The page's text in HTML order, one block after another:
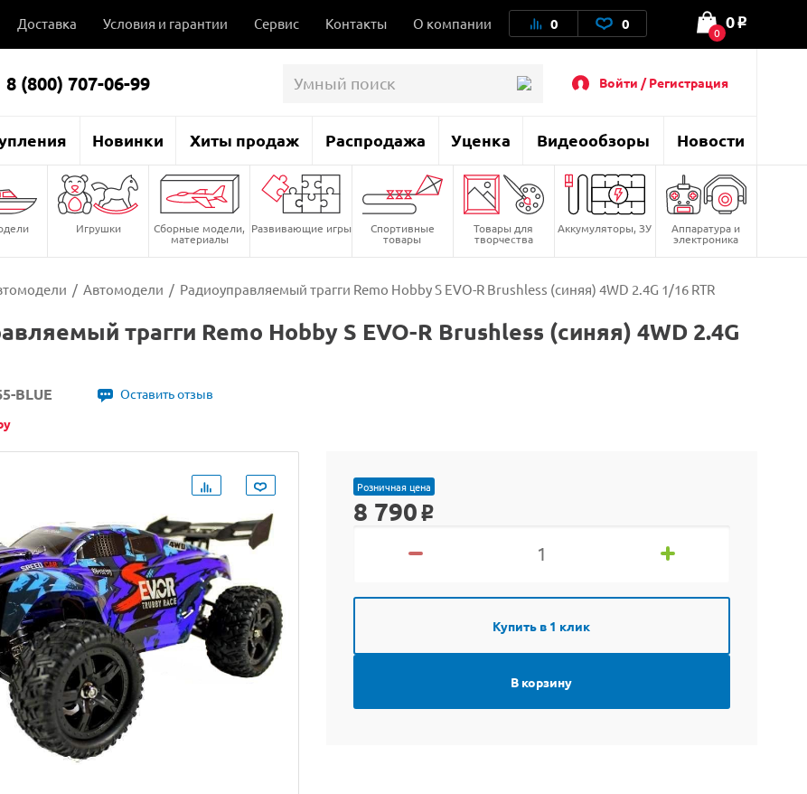
Доставка Условия и гарантии Сервис Контакты О компании 0 0 0
0 o
8 (800) 707-06-99 Войти / Регистрация
Новинки Хиты продаж Распродажа Уценка Видеообзоры Новости
Игрушки Сборные модели,
материалы
Развивающие игры Спортивные
товары
Товары для
творчества
Аккумуляторы, ЗУ Аппаратура и
электроника
/ Автомодели / Радиоуправляемый трагги Remo Hobby S EVO-R Brushless (синяя) 4WD 2.4G 1/16 RTR
трагги Remo Hobby S EVO-R Brushless (синяя) 4WD 2.4G
BLUE
Оставить отзыв
Розничная цена
8 790 o
Купить в 1 клик
В корзину